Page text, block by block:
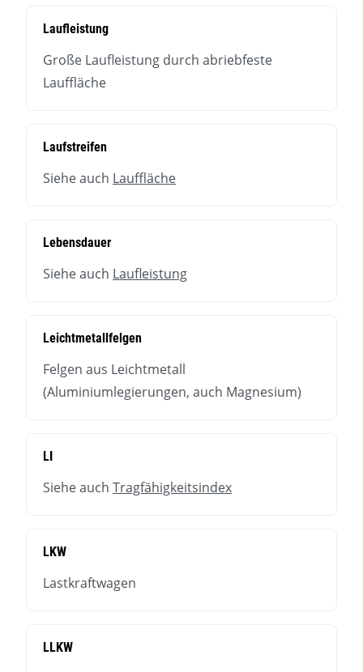
Laufleistung
Große Laufleistung durch abriebfeste
Lauffläche
Laufstreifen
Siehe auch Lauffläche
Lebensdauer
Siehe auch Laufleistung
Leichtmetallfelgen
Felgen aus Leichtmetall
(Aluminiumlegierungen, auch Magnesium)
LI
Siehe auch Tragfähigkeitsindex
LKW
Lastkraftwagen
LLKW